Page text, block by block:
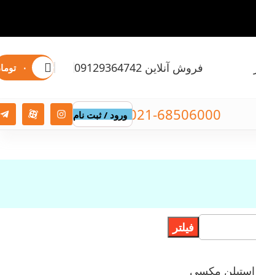
فروش آنلاین 09129364742 ۰
021-68506000ورود / ثبت نام
فیلتر